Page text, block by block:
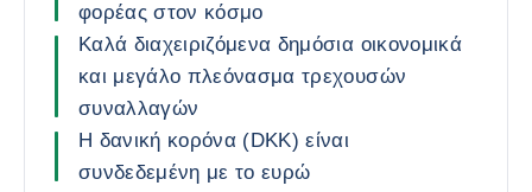
φορέας στον κόσμο
Καλά διαχειριζόμενα δημόσια οικονομικά
και μεγάλο πλεόνασμα τρεχουσών
συναλλαγών
Η δανική κορόνα (DKK) είναι
συνδεδεμένη με το ευρώ